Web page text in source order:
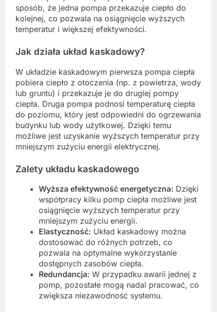
sposób, że jedna pompa przekazuje ciepło do
kolejnej, co pozwala na osiągnięcie wyższych
temperatur i większej efektywności.
Jak działa układ kaskadowy?
W układzie kaskadowym pierwsza pompa ciepła
pobiera ciepło z otoczenia (np. z powietrza, wody
lub gruntu) i przekazuje je do drugiej pompy
ciepła. Druga pompa podnosi temperaturę ciepła
do poziomu, który jest odpowiedni do ogrzewania
budynku lub wody użytkowej. Dzięki temu
możliwe jest uzyskanie wyższych temperatur przy
mniejszym zużyciu energii elektrycznej.
Zalety układu kaskadowego
Wyższa efektywność energetyczna: Dzięki
współpracy kilku pomp ciepła możliwe jest
osiągnięcie wyższych temperatur przy
mniejszym zużyciu energii.
Elastyczność: Układ kaskadowy można
dostosować do różnych potrzeb, co
pozwala na optymalne wykorzystanie
dostępnych zasobów ciepła.
Redundancja: W przypadku awarii jednej z
pomp, pozostałe mogą nadal pracować, co
zwiększa niezawodność systemu.